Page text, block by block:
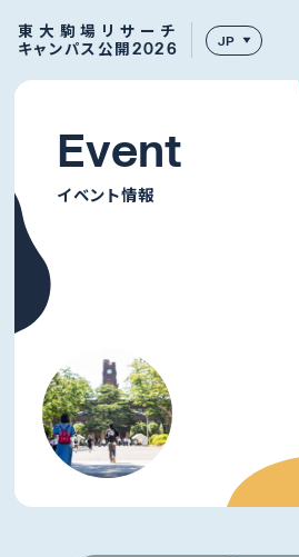
東大駒場リサーチ
キャンパス公開2026
JP
Event
イベント情報